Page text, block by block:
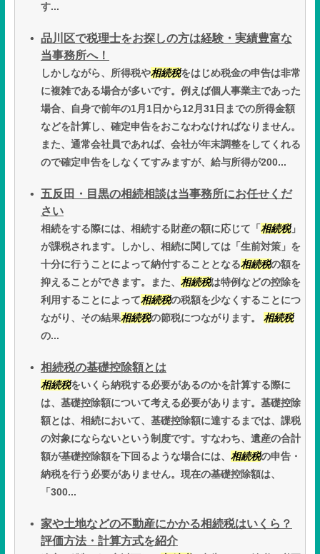
す...
品川区で税理士をお探しの方は経験・実績豊富な
当事務所へ！
しかしながら、所得税や相続税をはじめ税金の申告は非常
に複雑である場合が多いです。例えば個人事業主であった
場合、自身で前年の1月1日から12月31日までの所得金額
などを計算し、確定申告をおこなわなければなりません。
また、通常会社員であれば、会社が年末調整をしてくれる
ので確定申告をしなくてすみますが、給与所得が200...
五反田・目黒の相続相談は当事務所にお任せくだ
さい
相続をする際には、相続する財産の額に応じて「 相続税」
が課税されます。しかし、相続に関しては「生前対策」を
十分に行うことによって納付することとなる相続税の額を
抑えることができます。また、 相続税は特例などの控除を
利用することによって相続税の税額を少なくすることにつ
ながり、その結果相続税の節税につながります。 相続税
の...
相続税の基礎控除額とは
相続税をいくら納税する必要があるのかを計算する際に
は、基礎控除額について考える必要があります。基礎控除
額とは、相続において、基礎控除額に達するまでは、課税
の対象にならないという制度です。すなわち、遺産の合計
額が基礎控除額を下回るような場合には、 相続税の申告・
納税を行う必要がありません。現在の基礎控除額は、
「300...
家や土地などの不動産にかかる相続税はいくら？
評価方法・計算方式を紹介